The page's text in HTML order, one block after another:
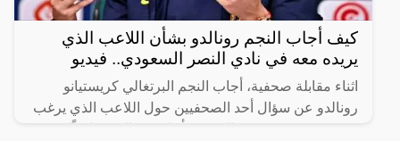
كيف أجاب النجم رونالدو بشأن اللاعب الذي
يريده معه في نادي النصر السعودي.. فيديو
اثناء مقابلة صحفية، أجاب النجم البرتغالي كريستيانو
رونالدو عن سؤال أحد الصحفيين حول اللاعب الذي يرغب